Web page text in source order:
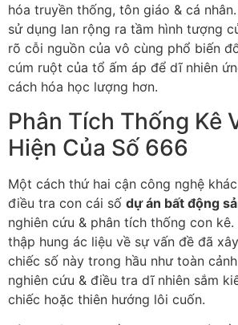
hóa truyền thống, tôn giáo & cá
sử dụng lan rộng ra tầm hình tượng
rõ cỗi nguồn của vô cùng phổ biến
cúm ruột của tổ ấm áp để dĩ nhiên
cách hóa học lượng hơn.
Phân Tích Thống Kê
Hiện Của Số 666
Một cách thứ hai cận công nghệ
điều tra con cái số dự án bất động
nghiên cứu & phân tích thống con kê.
thập hung ác liệu về sự vấn đề đã
chiếc số này trong hầu như toàn
nghiên cứu & điều tra dĩ nhiên sắm
chiếc hoặc thiên hướng lôi cuốn.